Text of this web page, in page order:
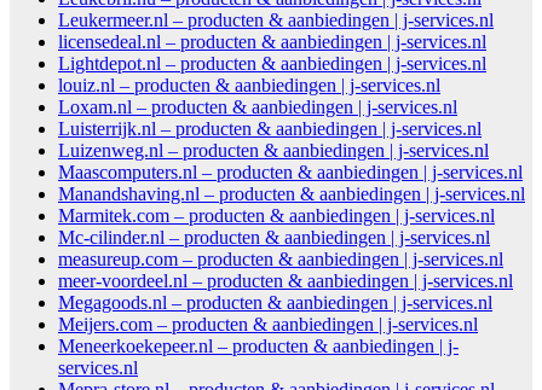
Leukermeer.nl – producten & aanbiedingen | j-services.nl
licensedeal.nl – producten & aanbiedingen | j-services.nl
Lightdepot.nl – producten & aanbiedingen | j-services.nl
louiz.nl – producten & aanbiedingen | j-services.nl
Loxam.nl – producten & aanbiedingen | j-services.nl
Luisterrijk.nl – producten & aanbiedingen | j-services.nl
Luizenweg.nl – producten & aanbiedingen | j-services.nl
Maascomputers.nl – producten & aanbiedingen | j-services.nl
Manandshaving.nl – producten & aanbiedingen | j-services.nl
Marmitek.com – producten & aanbiedingen | j-services.nl
Mc-cilinder.nl – producten & aanbiedingen | j-services.nl
measureup.com – producten & aanbiedingen | j-services.nl
meer-voordeel.nl – producten & aanbiedingen | j-services.nl
Megagoods.nl – producten & aanbiedingen | j-services.nl
Meijers.com – producten & aanbiedingen | j-services.nl
Meneerkoekepeer.nl – producten & aanbiedingen | j-
services.nl